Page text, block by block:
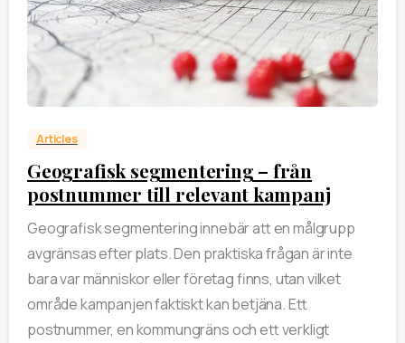
0
Articles
Geografisk segmentering – från
postnummer till relevant kampanj
Geografisk segmentering innebär att en målgrupp
avgränsas efter plats. Den praktiska frågan är inte
bara var människor eller företag finns, utan vilket
område kampanjen faktiskt kan betjäna. Ett
postnummer, en kommungräns och ett verkligt